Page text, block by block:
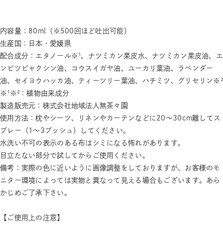
内容量：80ml（※500回ほど吐出可能）
生産国：日本・愛媛県
配合成分：エタノール※¹、ナツミカン果皮水、ナツミカン果皮油、エ
ンピツビャクシン油、コウスイガヤ油、ユーカリ葉油、ラベンダー
油、セイヨウハッカ油、ティーツリー葉油、ハチミツ、グリセリン※²
※¹※²：植物由来成分
製造販売元：株式会社地域法人無茶々園
使用方法：枕やシーツ、リネンやカーテンなどに20～30cm離してス
プレー（1～3プッシュ）してください。
水洗い不可の表示のある布はシミになる怖れがあります。
目立たない部分で試してからご使用ください。
備考：実際の色に近いように画像調整をしておりますが、お客様のモ
ニター環境によっては実物と異なって見える場合もございます。あら
かじめご了承下さい。
【ご使用上の注意】